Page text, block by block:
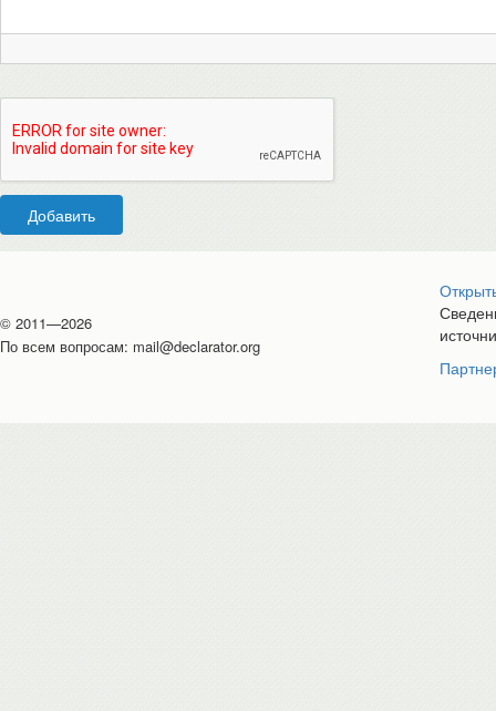
Добавить
© 2011—2026
По всем вопросам: mail@declarator.org